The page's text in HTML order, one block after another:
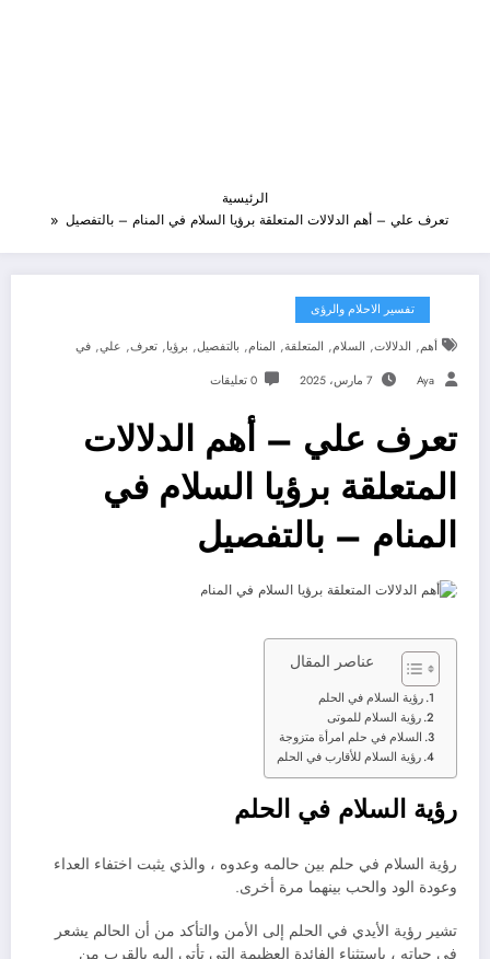
الرئيسية
تعرف علي – أهم الدلالات المتعلقة برؤيا السلام في المنام – بالتفصيل
تفسير الاحلام والرؤى
أهم, الدلالات, السلام, المتعلقة, المنام, بالتفصيل, برؤيا, تعرف, علي, في
Aya 7 مارس، 2025 0 تعليقات
تعرف علي – أهم الدلالات
المتعلقة برؤيا السلام في
المنام – بالتفصيل
عناصر المقال
رؤية السلام في الحلم
رؤية السلام للموتى
السلام في حلم امرأة متزوجة
رؤية السلام للأقارب في الحلم
رؤية السلام في الحلم
رؤية السلام في حلم بين حالمه وعدوه ، والذي يثبت اختفاء العداء
وعودة الود والحب بينهما مرة أخرى.
تشير رؤية الأيدي في الحلم إلى الأمن والتأكد من أن الحالم يشعر
في حياته ، باستثناء الفائدة العظيمة التي تأتي إليه بالقرب من